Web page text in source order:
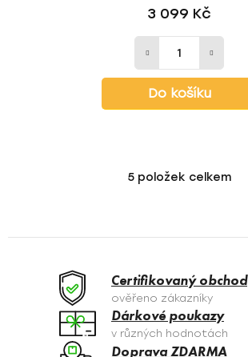
3 099 Kč
Do košíku
O
á
c
í
p
r
5položek celkem
Certifikovaný obchod
ověřeno zákazníky
Dárkové poukazy
v různých hodnotách
Doprava ZDARMA